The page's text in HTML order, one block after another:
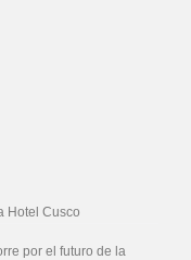
Hotel Cusco
por el futuro de la